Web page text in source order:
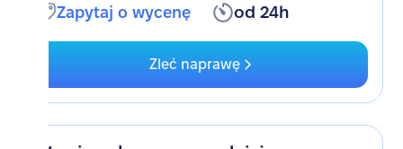
Zapytaj o wycenę od 24h
Zleć naprawę